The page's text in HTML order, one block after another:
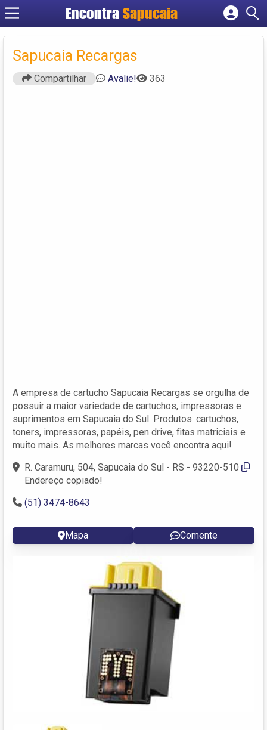
Encontra
Cadastrar empresa
Criar conta
Sapucaia Recargas
Compartilhar Avalie! 363
A empresa de cartucho Sapucaia Recargas se orgulha de
possuir a maior variedade de cartuchos, impressoras e
suprimentos em Sapucaia do Sul. Produtos: cartuchos,
toners, impressoras, papéis, pen drive, fitas matriciais e
muito mais. As melhores marcas você encontra aqui!
R. Caramuru, 504, Sapucaia do Sul - RS - 93220-510
Endereço copiado!
(51) 3474-8643
Mapa Comente